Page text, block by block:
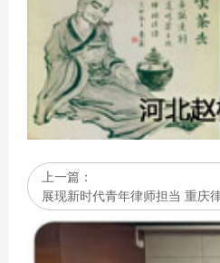
上一篇：
展现新时代青年律师担当 重庆